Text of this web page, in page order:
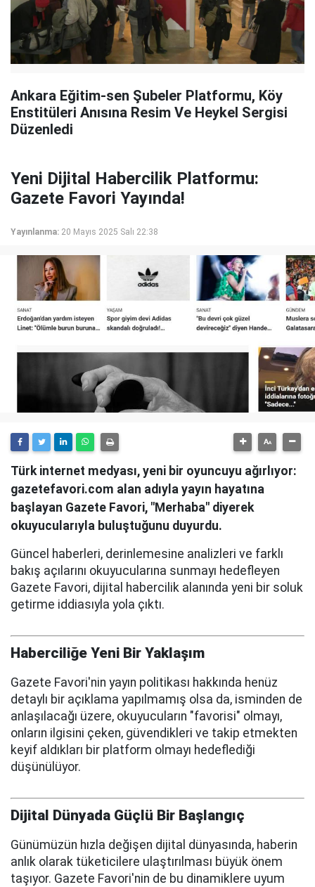
Ankara Eğitim-sen Şubeler Platformu, Köy
Enstitüleri Anısına Resim Ve Heykel Sergisi
Düzenledi
Yeni Dijital Habercilik Platformu:
Gazete Favori Yayında!
Yayınlanma: 20 Mayıs 2025 Salı 22:38
Türk internet medyası, yeni bir oyuncuyu ağırlıyor:
gazetefavori.com alan adıyla yayın hayatına
başlayan Gazete Favori, "Merhaba" diyerek
okuyucularıyla buluştuğunu duyurdu.
Güncel haberleri, derinlemesine analizleri ve farklı
bakış açılarını okuyucularına sunmayı hedefleyen
Gazete Favori, dijital habercilik alanında yeni bir soluk
getirme iddiasıyla yola çıktı.
Haberciliğe Yeni Bir Yaklaşım
Gazete Favori'nin yayın politikası hakkında henüz
detaylı bir açıklama yapılmamış olsa da, isminden de
anlaşılacağı üzere, okuyucuların "favorisi" olmayı,
onların ilgisini çeken, güvendikleri ve takip etmekten
keyif aldıkları bir platform olmayı hedeflediği
düşünülüyor.
Dijital Dünyada Güçlü Bir Başlangıç
Günümüzün hızla değişen dijital dünyasında, haberin
anlık olarak tüketicilere ulaştırılması büyük önem
taşıyor. Gazete Favori'nin de bu dinamiklere uyum